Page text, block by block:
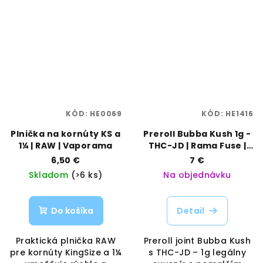
Plnička na kornúty KS a
1¼ | RAW | Vaporama
6,50 €
Skladom (>6 ks)
Do košíka
Praktická plnička RAW
pre kornúty KingSize a 1¼
KÓD: HE0069
Preroll Bubba Kush 1g -
THC-JD | Rama Fuse |
Vaporama
7 €
Na objednávku
Detail
Preroll joint Bubba Kush
s THC-JD – 1g legálny
KÓD: HE1416